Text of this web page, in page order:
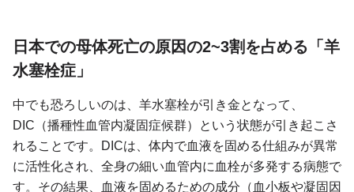
日本での母体死亡の原因の2~3割を占める「羊
水塞栓症」
中でも恐ろしいのは、羊水塞栓が引き金となって、
DIC（播種性血管内凝固症候群）という状態が引き起こさ
れることです。DICは、体内で血液を固める仕組みが異常
に活性化され、全身の細い血管内に血栓が多発する病態で
す。その結果、血液を固めるための成分（血小板や凝固因